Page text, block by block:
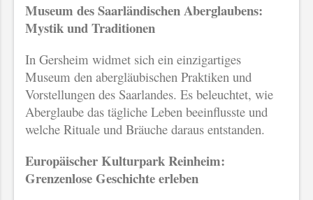
Museum des Saarländischen Aberglaubens:
Mystik und Traditionen
In Gersheim widmet sich ein einzigartiges
Museum den abergläubischen Praktiken und
Vorstellungen des Saarlandes. Es beleuchtet, wie
Aberglaube das tägliche Leben beeinflusste und
welche Rituale und Bräuche daraus entstanden.
Europäischer Kulturpark Reinheim:
Grenzenlose Geschichte erleben